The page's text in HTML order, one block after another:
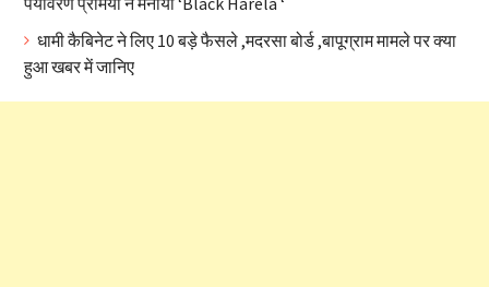
धामी कैबिनेट ने लिए 10 बड़े फैसले ,मदरसा बोर्ड ,बापूग्राम मामले पर क्या
हुआ खबर में जानिए